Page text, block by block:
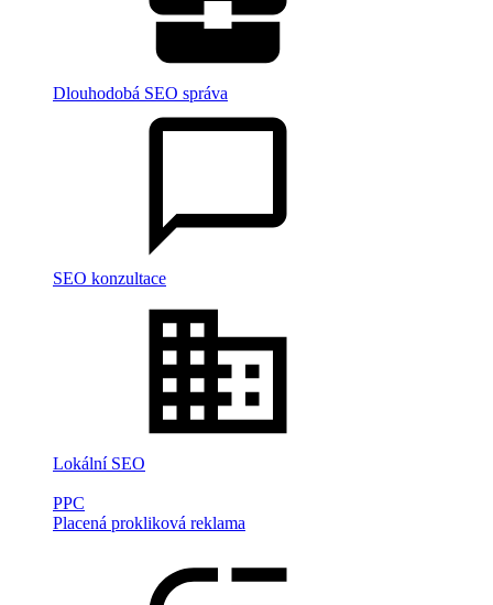
Dlouhodobá SEO správa
SEO konzultace
Lokální SEO
PPC
Placená prokliková reklama